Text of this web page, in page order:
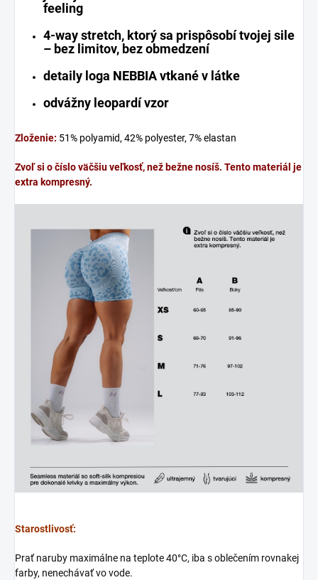
feeling
4-way stretch, ktorý sa prispôsobí tvojej sile
– bez limitov, bez obmedzení
detaily loga NEBBIA vtkané v látke
odvážny leopardí vzor
Zloženie: 51% polyamid, 42% polyester, 7% elastan
Zvoľ si o číslo väčšiu veľkosť, než bežne nosíš. Tento materiál je
extra kompresný.
Starostlivosť:
Prať naruby maximálne na teplote 40°C, iba s oblečením rovnakej
farby, nenechávať vo vode.